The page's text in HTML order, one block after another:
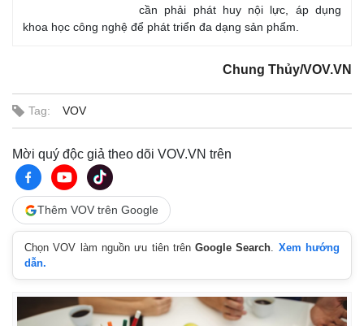
Quan sát
Multimedia
Video
E-Magazine
cần phải phát huy nội lực, áp dụng
khoa học công nghệ để phát triển đa dạng sản phẩm.
Chung Thủy/VOV.VN
Tag: VOV
Mời quý độc giả theo dõi VOV.VN trên
Thêm VOV trên Google
Chọn VOV làm nguồn ưu tiên trênGoogle Search. Xem hướng
dẫn.